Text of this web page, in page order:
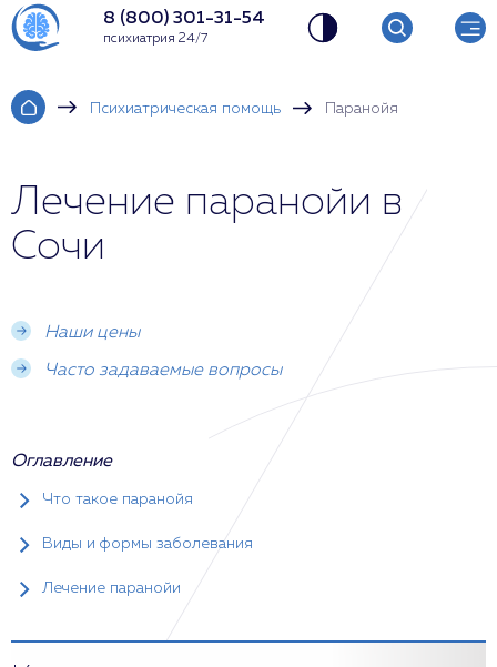
8 (800) 301-31-54
психиатрия 24/7
Психиатрическая помощь Паранойя
Лечение паранойи в
Сочи
Наши цены
Часто задаваемые вопросы
Оглавление
Что такое паранойя
Виды и формы заболевания
Лечение паранойи